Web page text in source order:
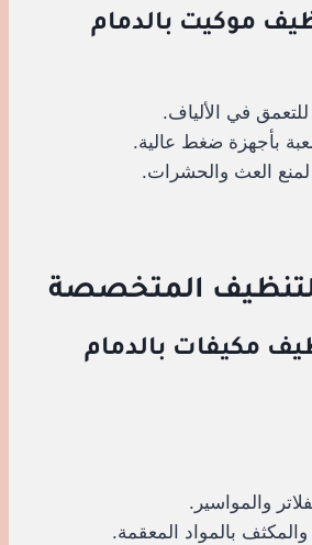
موكيت بالدمام
في الألياف.
بأجهزة ضغط عالية.
لمنع العث والحشرات.
مكيفات بالدمام
والمواسير.
بالمواد المعقمة.